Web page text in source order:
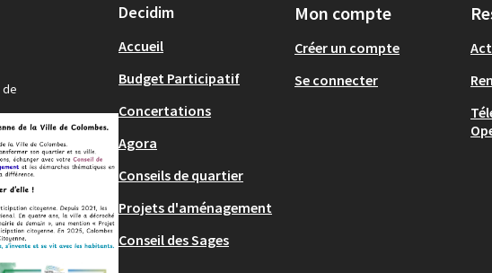
Decidim
Accueil
Budget Participatif
Concertations
Agora
Conseils de quartier
Projets d'aménagement
Conseil des Sages
Mon compte
Créer un compte
Se connecter